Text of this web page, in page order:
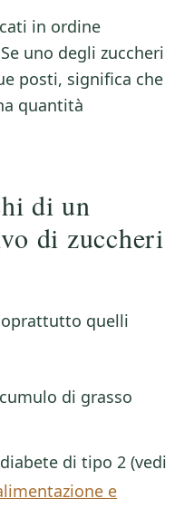
in ordine
uno degli zuccheri
posti, significa che
quantità
di un
di zuccheri
quelli
di grasso
di tipo 2 (vedi
e